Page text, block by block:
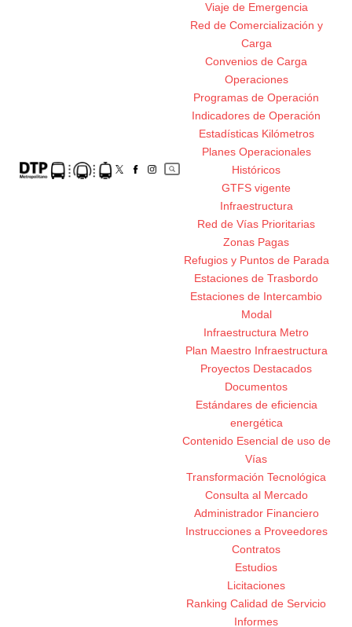
Viaje de Emergencia
Red de Comercialización y
Carga
Convenios de Carga
Operaciones
Programas de Operación
Indicadores de Operación
Estadísticas Kilómetros
Planes Operacionales
Históricos
GTFS vigente
Infraestructura
Red de Vías Prioritarias
Zonas Pagas
Refugios y Puntos de Parada
Estaciones de Trasbordo
Estaciones de Intercambio
Modal
Infraestructura Metro
Plan Maestro Infraestructura
Proyectos Destacados
Documentos
Estándares de eficiencia
energética
Contenido Esencial de uso de
Vías
Transformación Tecnológica
Consulta al Mercado
Administrador Financiero
Instrucciones a Proveedores
Contratos
Estudios
Licitaciones
Ranking Calidad de Servicio
Informes